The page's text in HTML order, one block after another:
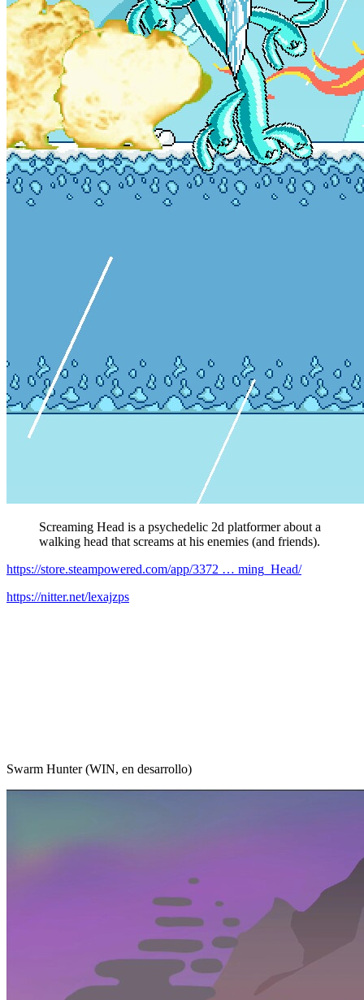
Screaming Head is a psychedelic 2d platformer about a
walking head that screams at his enemies (and friends).
https://store.steampowered.com/app/3372 … ming_Head/
https://nitter.net/lexajzps
Swarm Hunter (WIN, en desarrollo)